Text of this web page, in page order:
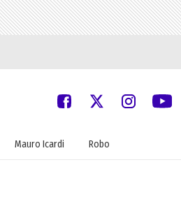
Mauro Icardi Robo